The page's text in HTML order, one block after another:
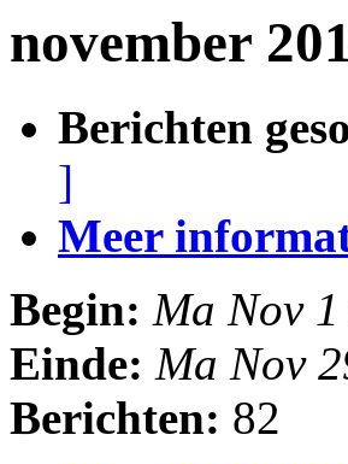
november
Berichten
]
Meer
Begin: Ma Nov
Einde: Ma Nov
Berichten: 82